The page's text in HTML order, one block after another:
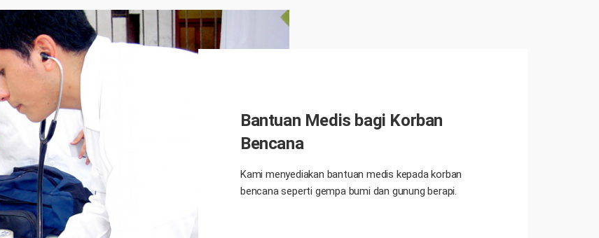
Bantuan Medis bagi Korban
Bencana
Kami menyediakan bantuan medis kepada korban
bencana seperti gempa bumi dan gunung berapi.